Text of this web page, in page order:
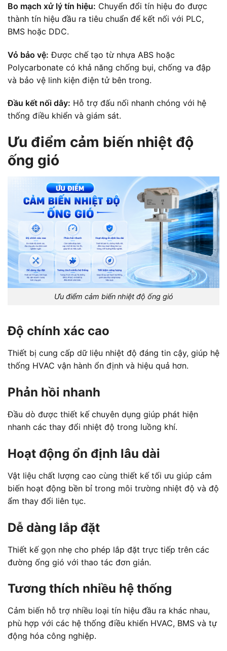
Bo mạch xử lý tín hiệu: Chuyển đổi tín hiệu đo được
thành tín hiệu đầu ra tiêu chuẩn để kết nối với PLC,
BMS hoặc DDC.
Vỏ bảo vệ: Được chế tạo từ nhựa ABS hoặc
Polycarbonate có khả năng chống bụi, chống va đập
và bảo vệ linh kiện điện tử bên trong.
Đầu kết nối dây: Hỗ trợ đấu nối nhanh chóng với hệ
thống điều khiển và giám sát.
Ưu điểm cảm biến nhiệt độ
ống gió
Ưu điểm cảm biến nhiệt độ ống gió
Độ chính xác cao
Thiết bị cung cấp dữ liệu nhiệt độ đáng tin cậy, giúp hệ
thống HVAC vận hành ổn định và hiệu quả hơn.
Phản hồi nhanh
Đầu dò được thiết kế chuyên dụng giúp phát hiện
nhanh các thay đổi nhiệt độ trong luồng khí.
Hoạt động ổn định lâu dài
Vật liệu chất lượng cao cùng thiết kế tối ưu giúp cảm
biến hoạt động bền bỉ trong môi trường nhiệt độ và độ
ẩm thay đổi liên tục.
Dễ dàng lắp đặt
Thiết kế gọn nhẹ cho phép lắp đặt trực tiếp trên các
đường ống gió với thao tác đơn giản.
Tương thích nhiều hệ thống
Cảm biến hỗ trợ nhiều loại tín hiệu đầu ra khác nhau,
phù hợp với các hệ thống điều khiển HVAC, BMS và tự
động hóa công nghiệp.